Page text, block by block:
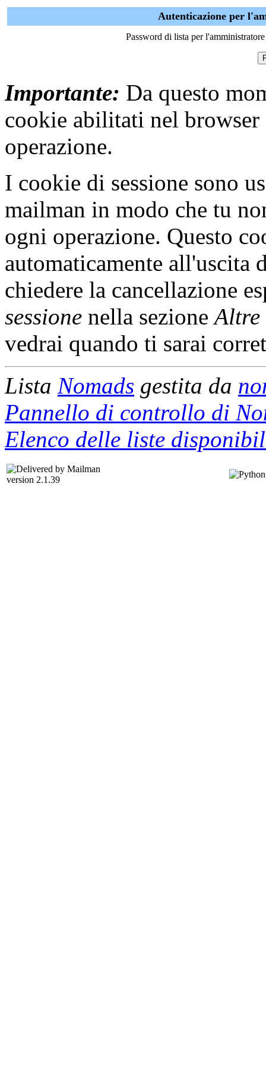
Autenticazione per
Password di lista per
Importante: Da questo
cookie abilitati nel browser
operazione.
I cookie di sessione sono
mailman in modo che tu
ogni operazione. Questo
automaticamente all'uscita
chiedere la cancellazione
sessione nella sezioneAltre
vedrai quando ti sarai
Lista Nomads gestita da
Pannello di controllo di
Elenco delle liste
version 2.1.39